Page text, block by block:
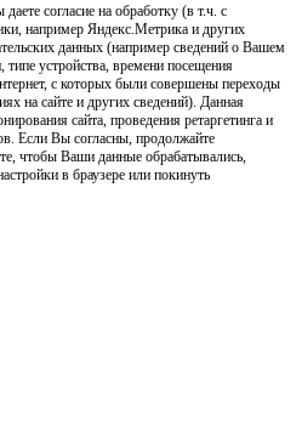
согласие на обработку (в т.ч. с
например Яндекс.Метрика и других
данных (например сведений о Вашем
устройства, времени посещения
с которых были совершены переходы
на сайте и других сведений). Данная
сайта, проведения ретаргетинга и
Если Вы согласны, продолжайте
чтобы Ваши данные обрабатывались,
в браузере или покинуть